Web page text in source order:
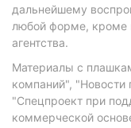
дальнейшему
любой форме, кроме
агентства.
Материалы с
компаний", "Новости
"Спецпроект при
коммерческой